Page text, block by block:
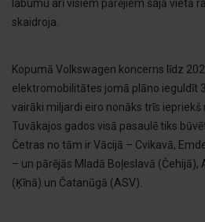
labumu arī visiem pārējiem šajā vietā
skaidroja.
Kopumā Volkswagen koncerns līdz
elektromobilitātes jomā plāno ieguldīt
vairāki miljardi eiro nonāks trīs iepriekš
Tuvākajos gados visā pasaulē tiks
Četras no tām ir Vācijā – Cvikavā,
– un pārējās Mladā Boļeslavā
(Ķīnā) un Čatanūgā (ASV).